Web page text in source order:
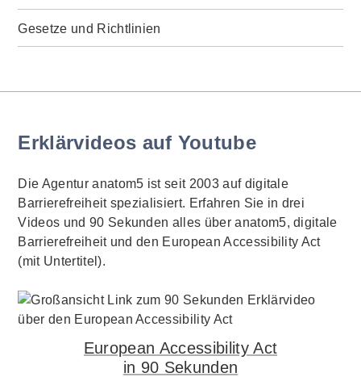
Gesetze und Richtlinien
Erklärvideos auf Youtube
Die Agentur anatom5 ist seit 2003 auf digitale
Barrierefreiheit spezialisiert. Erfahren Sie in drei
Videos und 90 Sekunden alles über anatom5, digitale
Barrierefreiheit und den European Accessibility Act
(mit Untertitel).
European Accessibility Act
in 90 Sekunden